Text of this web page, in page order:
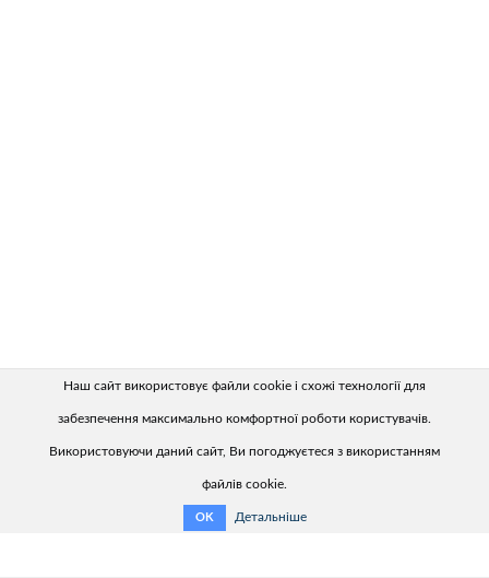
Наш сайт використовує файли cookie і схожі технології для
забезпечення максимально комфортної роботи користувачів.
Використовуючи даний сайт, Ви погоджуєтеся з використанням
файлів cookie.
OK Детальніше